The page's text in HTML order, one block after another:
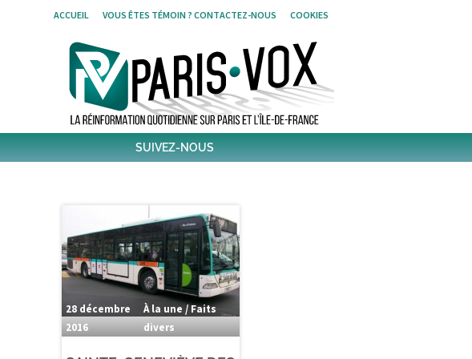
ACCUEIL VOUS ÊTES TÉMOIN ? CONTACTEZ-NOUS COOKIES
SUIVEZ-NOUS
6,255
28 décembre
2016
À la une / Faits
divers